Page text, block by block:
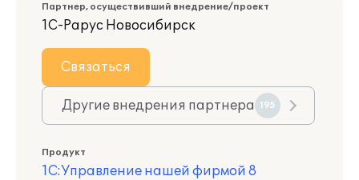
Партнер, осуществивший внедрение/проект
1С-Рарус Новосибирск
Связаться
Другие внедрения партнера 195
Продукт
1С:Управление нашей фирмой 8